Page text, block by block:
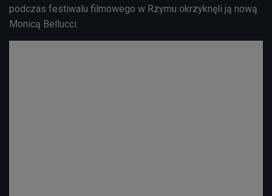
podczas festiwalu filmowego w Rzymu okrzyknęli ją nową
Monicą Bellucci.